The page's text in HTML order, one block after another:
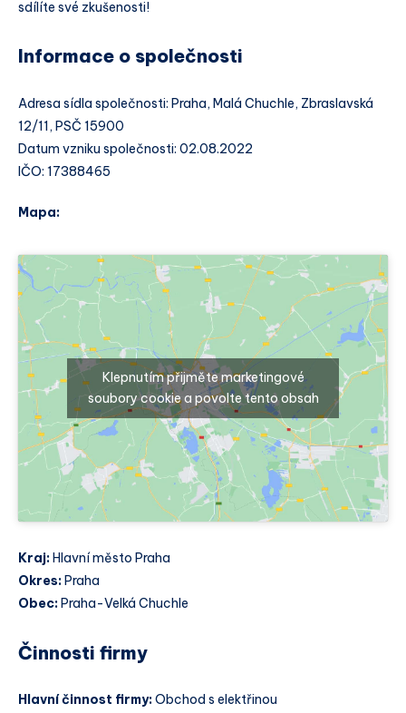
sdílíte své zkušenosti!
Informace o společnosti
Adresa sídla společnosti: Praha, Malá Chuchle, Zbraslavská
12/11, PSČ 15900
Datum vzniku společnosti: 02.08.2022
IČO: 17388465
Mapa:
Klepnutím přijměte marketingové
soubory cookie a povolte tento obsah
Kraj: Hlavní město Praha
Okres: Praha
Obec: Praha-Velká Chuchle
Činnosti firmy
Hlavní činnost firmy:Obchod s elektřinou